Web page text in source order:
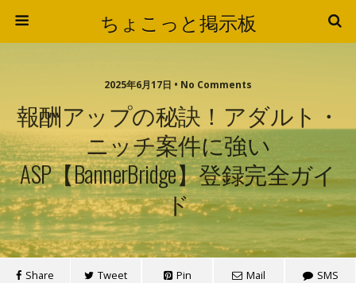
ちょこっと掲示板
2025年6月17日 • No Comments
報酬アップの秘訣！アダルト・
ニッチ案件に強い
ASP【BannerBridge】登録完全ガイ
ド
Share Tweet Pin Mail SMS